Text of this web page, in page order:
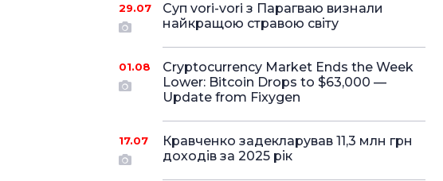
29.07
Суп vori-vori з Парагваю визнали
найкращою стравою світу
01.08
Cryptocurrency Market Ends the Week
Lower: Bitcoin Drops to $63,000 —
Update from Fixygen
17.07
Кравченко задекларував 11,3 млн грн
доходів за 2025 рік